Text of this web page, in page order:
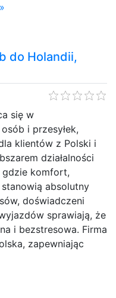
do Holandii,
się w
i przesyłek,
klientów z Polski i
działalności
gdzie komfort,
absolutny
doświadczeni
sprawiają, że
i bezstresowa. Firma
zapewniając